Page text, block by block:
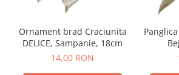
Ornament brad Craciunita
DELICE, Sampanie, 18cm
14,00 RON